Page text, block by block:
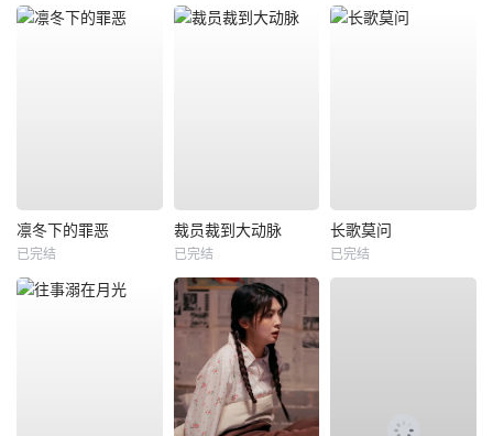
凛冬下的罪恶
已完结
裁员裁到大动脉
已完结
长歌莫问
已完结